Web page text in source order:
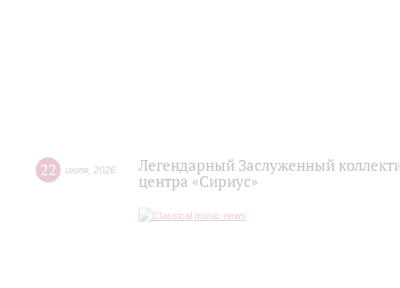
22 июля 2026
Легендарный Заслуженный
центра «Сириус»